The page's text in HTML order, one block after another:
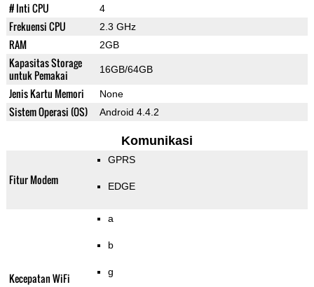
# Inti CPU 4
Frekuensi CPU 2.3 GHz
RAM 2GB
Kapasitas Storage
untuk Pemakai
16GB/64GB
Jenis Kartu Memori None
Sistem Operasi (OS) Android 4.4.2
Komunikasi
Fitur Modem
GPRS
EDGE
Kecepatan WiFi
a
b
g